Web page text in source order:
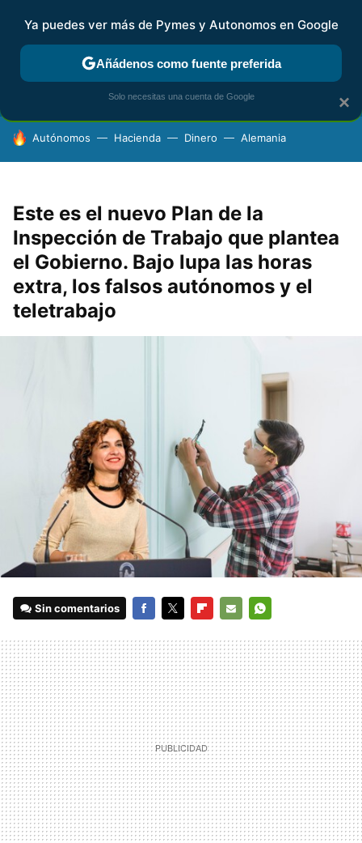
FISCALIDAD Y CONTABILIDAD KIT DIGITAL RENTA
HOY SE HABLA DE
Autónomos Hacienda Dinero Alemania
Este es el nuevo Plan de la
Inspección de Trabajo que plantea
el Gobierno. Bajo lupa las horas
extra, los falsos autónomos y el
teletrabajo
Sin comentarios
MAIL
×
Ya puedes ver más de Pymes y Autonomos en Google
Añádenos como fuente preferida
Solo necesitas una cuenta de Google